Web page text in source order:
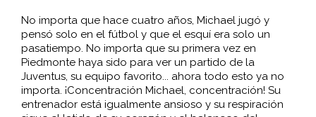
No importa que hace cuatro años, Michael jugó y
pensó solo en el fútbol y que el esquí era solo un
pasatiempo. No importa que su primera vez en
Piedmonte haya sido para ver un partido de la
Juventus, su equipo favorito... ahora todo esto ya no
importa. ¡Concentración Michael, concentración! Su
entrenador está igualmente ansioso y su respiración